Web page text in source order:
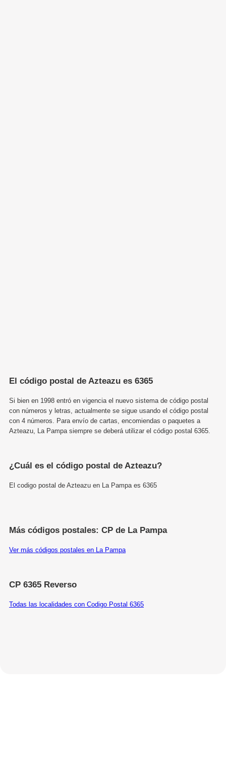
El código postal de Azteazu es 6365
Si bien en 1998 entró en vigencia el nuevo sistema de código postal
con números y letras, actualmente se sigue usando el código postal
con 4 números. Para envío de cartas, encomiendas o paquetes a
Azteazu, La Pampa siempre se deberá utilizar el código postal 6365.
¿Cuál es el código postal de Azteazu?
El codigo postal de Azteazu en La Pampa es 6365
Más códigos postales: CP de La Pampa
Ver más códigos postales en La Pampa
CP 6365 Reverso
Todas las localidades con Codigo Postal 6365